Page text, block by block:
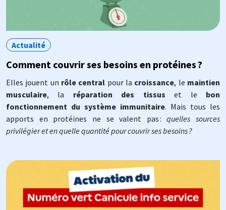
Actualité
Comment couvrir ses besoins en protéines ?
Elles jouent un rôle central pour la croissance, le maintien
musculaire, la réparation des tissus et le bon
fonctionnement du système immunitaire. Mais tous les
apports en protéines ne se valent pas :quelles sources
privilégier et en quelle quantité pour couvrir ses besoins ?
Image